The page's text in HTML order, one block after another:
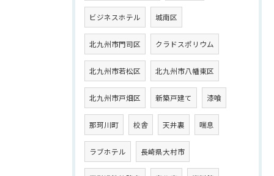
ビジネスホテル 城南区
北九州市門司区 クラドスポリウム
北九州市若松区 北九州市八幡東区
北九州市戸畑区 新築戸建て 漆喰
那珂川町 校舎 天井裏 喘息
ラブホテル 長崎県大村市